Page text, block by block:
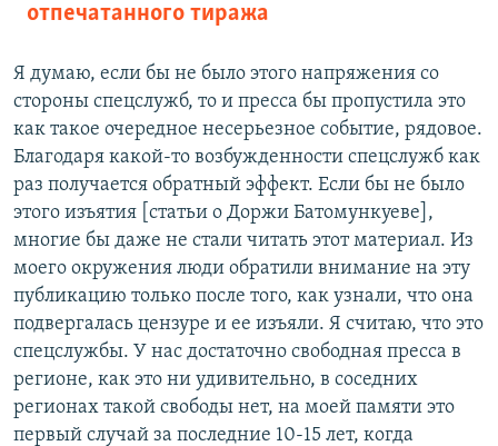
отпечатанного тиража
Я думаю, если бы не было этого напряжения со
стороны спецслужб, то и пресса бы пропустила это
как такое очередное несерьезное событие, рядовое.
Благодаря какой-то возбужденности спецслужб как
раз получается обратный эффект. Если бы не было
этого изъятия [статьи о Доржи Батомункуеве],
многие бы даже не стали читать этот материал. Из
моего окружения люди обратили внимание на эту
публикацию только после того, как узнали, что она
подвергалась цензуре и ее изъяли. Я считаю, что это
спецслужбы. У нас достаточно свободная пресса в
регионе, как это ни удивительно, в соседних
регионах такой свободы нет, на моей памяти это
первый случай за последние 10-15 лет, когда